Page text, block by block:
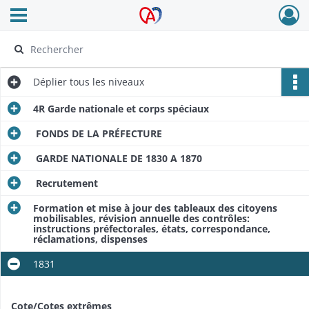
Archives Alsace - Colmar
Ouvrir le menu déroulant
Déplier tous les niveaux
4R Garde nationale et corps spéciaux
FONDS DE LA PRÉFECTURE
GARDE NATIONALE DE 1830 A 1870
Recrutement
Formation et mise à jour des tableaux des citoyens
mobilisables, révision annuelle des contrôles:
instructions préfectorales, états, correspondance,
réclamations, dispenses
1831
Cote/Cotes extrêmes